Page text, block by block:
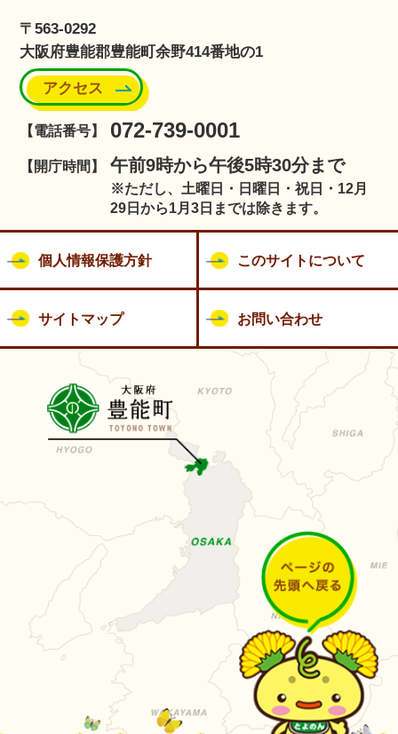
〒563-0292
大阪府豊能郡豊能町余野414番地の1
アクセス
【電話番号】 072-739-0001
【開庁時間】 午前9時から午後5時30分まで
※ただし、土曜日・日曜日・祝日・12月
29日から1月3日までは除きます。
個人情報保護方針 このサイトについて
サイトマップ お問い合わせ